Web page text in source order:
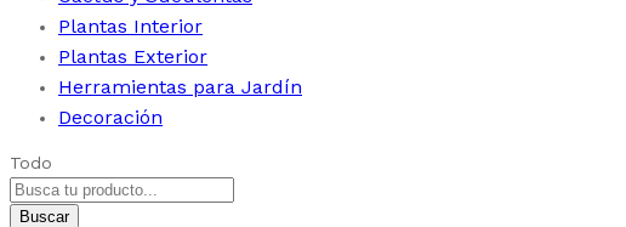
Plantas Interior
Plantas Exterior
Herramientas para Jardín
Decoración
Todo
Buscar